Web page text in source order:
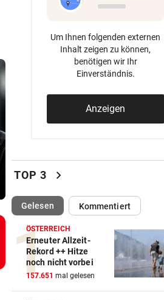
„Ich brenne fürs
Eishockey, wie mit
Anwalt:
Um Ihnen folgenden externen
Inhalt zeigen zu können,
benötigen wir Ihr
Einverständnis.
Anzeigen
TOP 3 chevron_right
Gelesen(ausgewählt)Kommentiert
ÖSTERREICH
Erneuter Allzeit-
Rekord ++ Hitze
noch nicht vorbei
157.651 mal gelesen